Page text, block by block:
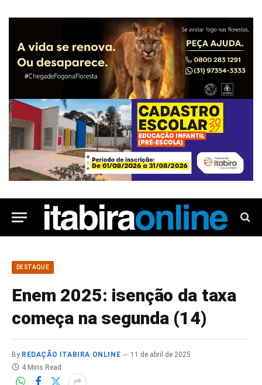
DESTAQUE
Enem 2025: isenção da taxa
começa na segunda (14)
By REDAÇÃO ITABIRA ONLINE
11 de abril de 2025
4 Mins Read